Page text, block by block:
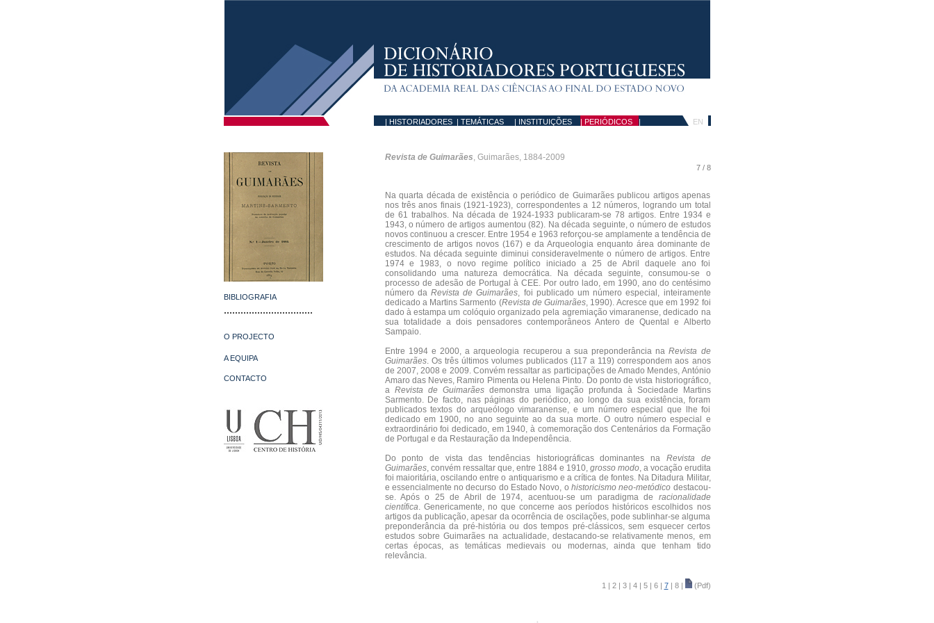
| HISTORIADORES | TEMÁTICAS | INSTITUIÇÕES | PERIÓDICOS | EN
BIBLIOGRAFIA
................................
O PROJECTO
A EQUIPA
CONTACTO
Revista de Guimarães, Guimarães, 1884-2009
7 / 8
Na quarta década de existência o periódico de Guimarães publicou artigos apenas
nos três anos finais (1921-1923), correspondentes a 12 números, logrando um total
de 61 trabalhos. Na década de 1924-1933 publicaram-se 78 artigos. Entre 1934 e
1943, o número de artigos aumentou (82). Na década seguinte, o número de estudos
novos continuou a crescer. Entre 1954 e 1963 reforçou-se amplamente a tendência de
crescimento de artigos novos (167) e da Arqueologia enquanto área dominante de
estudos. Na década seguinte diminui consideravelmente o número de artigos. Entre
1974 e 1983, o novo regime político iniciado a 25 de Abril daquele ano foi
consolidando uma natureza democrática. Na década seguinte, consumou-se o
processo de adesão de Portugal à CEE. Por outro lado, em 1990, ano do centésimo
número da Revista de Guimarães, foi publicado um número especial, inteiramente
dedicado a Martins Sarmento (Revista de Guimarães, 1990). Acresce que em 1992 foi
dado à estampa um colóquio organizado pela agremiação vimaranense, dedicado na
sua totalidade a dois pensadores contemporâneos Antero de Quental e Alberto
Sampaio.
Entre 1994 e 2000, a arqueologia recuperou a sua preponderância naRevista de
Guimarães. Os três últimos volumes publicados (117 a 119) correspondem aos anos
de 2007, 2008 e 2009. Convém ressaltar as participações de Amado Mendes, António
Amaro das Neves, Ramiro Pimenta ou Helena Pinto. Do ponto de vista historiográfico,
a Revista de Guimarãesdemonstra uma ligação profunda à Sociedade Martins
Sarmento. De facto, nas páginas do periódico, ao longo da sua existência, foram
publicados textos do arqueólogo vimaranense, e um número especial que lhe foi
dedicado em 1900, no ano seguinte ao da sua morte. O outro número especial e
extraordinário foi dedicado, em 1940, à comemoração dos Centenários da Formação
de Portugal e da Restauração da Independência.
Do ponto de vista das tendências historiográficas dominantes na Revista de
Guimarães, convém ressaltar que, entre 1884 e 1910, grosso modo, a vocação erudita
foi maioritária, oscilando entre o antiquarismo e a crítica de fontes. Na Ditadura Militar,
e essencialmente no decurso do Estado Novo, o historicismo neo-metódico destacou-
se. Após o 25 de Abril de 1974, acentuou-se um paradigma de racionalidade
científica. Genericamente, no que concerne aos períodos históricos escolhidos nos
artigos da publicação, apesar da ocorrência de oscilações, pode sublinhar-se alguma
preponderância da pré-história ou dos tempos pré-clássicos, sem esquecer certos
estudos sobre Guimarães na actualidade, destacando-se relativamente menos, em
certas épocas, as temáticas medievais ou modernas, ainda que tenham tido
relevância.
1 | 2| 3| 4 | 5| 6| 7| 8| (Pdf)